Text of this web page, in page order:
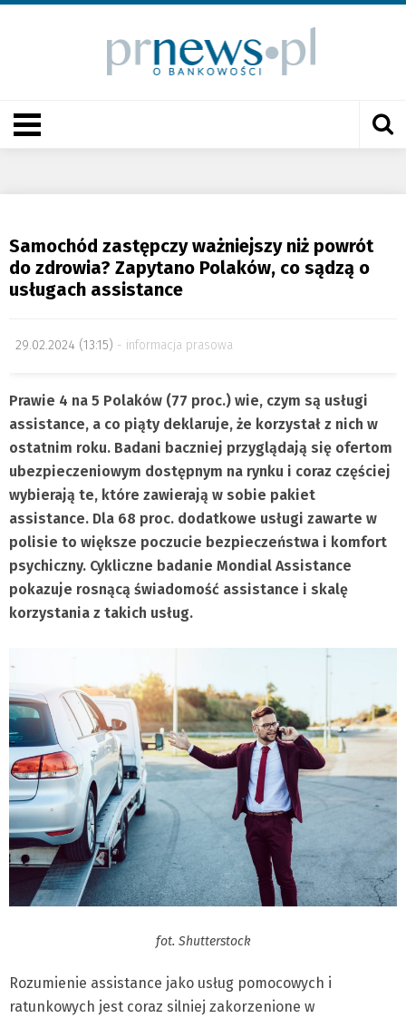
Samochód zastępczy ważniejszy niż powrót
do zdrowia? Zapytano Polaków, co sądzą o
usługach assistance
29.02.2024 (13:15) informacja prasowa
Prawie 4 na 5 Polaków (77 proc.) wie, czym są usługi
assistance, a co piąty deklaruje, że korzystał z nich w
ostatnim roku. Badani baczniej przyglądają się ofertom
ubezpieczeniowym dostępnym na rynku i coraz częściej
wybierają te, które zawierają w sobie pakiet
assistance. Dla 68 proc. dodatkowe usługi zawarte w
polisie to większe poczucie bezpieczeństwa i komfort
psychiczny. Cykliczne badanie Mondial Assistance
pokazuje rosnącą świadomość assistance i skalę
korzystania z takich usług.
fot. Shutterstock
Rozumienie assistance jako usług pomocowych i
ratunkowych jest coraz silniej zakorzenione w